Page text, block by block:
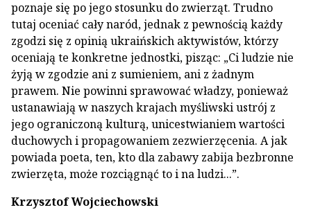
poznaje się po jego stosunku do zwierząt. Trudno
tutaj oceniać cały naród, jednak z pewnością każdy
zgodzi się z opinią ukraińskich aktywistów, którzy
oceniają te konkretne jednostki, pisząc: „Ci ludzie nie
żyją w zgodzie ani z sumieniem, ani z żadnym
prawem. Nie powinni sprawować władzy, ponieważ
ustanawiają w naszych krajach myśliwski ustrój z
jego ograniczoną kulturą, unicestwianiem wartości
duchowych i propagowaniem zezwierzęcenia. A jak
powiada poeta, ten, kto dla zabawy zabija bezbronne
zwierzęta, może rozciągnąć to i na ludzi...”.
Krzysztof Wojciechowski